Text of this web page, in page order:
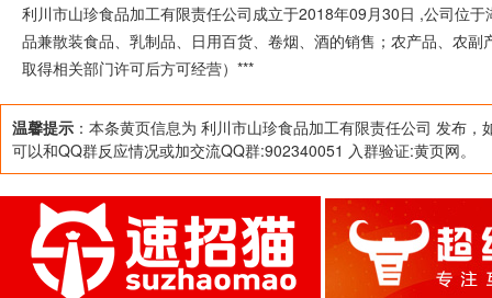
利川市山珍食品加工有限责任公司成立于2018年09月30日 ,公司位
品兼散装食品、乳制品、日用百货、卷烟、酒的销售；农产品、农
取得相关部门许可后方可经营）***
温馨提示 ：本条黄页信息为 利川市山珍食品加工有限责任公司 发布
可以和QQ群反应情况或加交流QQ群:902340051 入群验证:黄页网。